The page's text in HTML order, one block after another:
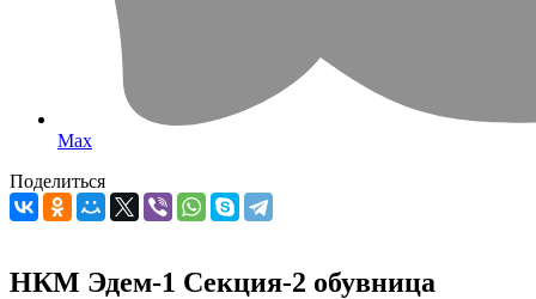
Max
Поделиться
НКМ Эдем-1 Секция-2 обувница